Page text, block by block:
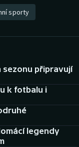
sporty
sezonu připravují
k fotbalu i
legendy